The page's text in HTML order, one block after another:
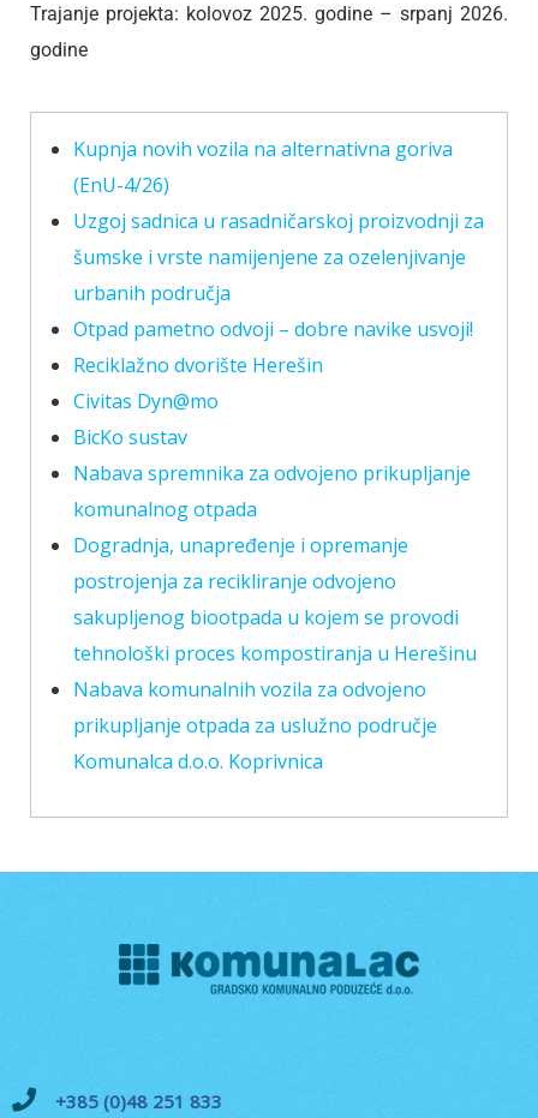
Trajanje projekta: kolovoz 2025. godine – srpanj 2026.
godine
Kupnja novih vozila na alternativna goriva
(EnU-4/26)
Uzgoj sadnica u rasadničarskoj proizvodnji za
šumske i vrste namijenjene za ozelenjivanje
urbanih područja
Otpad pametno odvoji – dobre navike usvoji!
Reciklažno dvorište Herešin
Civitas Dyn@mo
BicKo sustav
Nabava spremnika za odvojeno prikupljanje
komunalnog otpada
Dogradnja, unapređenje i opremanje
postrojenja za recikliranje odvojeno
sakupljenog biootpada u kojem se provodi
tehnološki proces kompostiranja u Herešinu
Nabava komunalnih vozila za odvojeno
prikupljanje otpada za uslužno područje
Komunalca d.o.o. Koprivnica
+385 (0)48 251 833